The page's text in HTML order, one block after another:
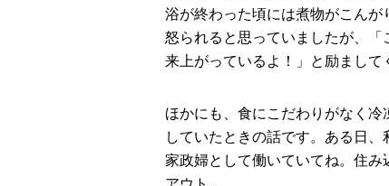
浴が終わった頃には煮物がこん
怒られると思っていましたが、
来上がっているよ！」と励まして
ほかにも、⾷にこだわりがなく
していたときの話です。ある⽇
家政婦として働いていてね。住